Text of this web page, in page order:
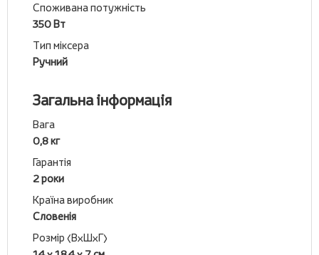
Споживана потужність
350 Вт
Тип міксера
Ручний
Загальна інформація
Вага
0,8 кг
Гарантія
2 роки
Країна виробник
Словенія
Розмір (ВхШхГ)